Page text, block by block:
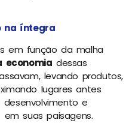
na íntegra
em função da malha
economia dessas
levando produtos,
lugares antes
e
suas paisagens.